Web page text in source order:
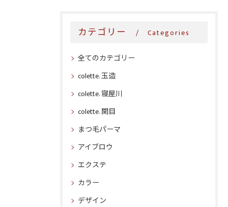
カテゴリー Categories
全てのカテゴリー
colette. 玉造
colette. 寝屋川
colette. 関目
まつ毛パーマ
アイブロウ
エクステ
カラー
デザイン